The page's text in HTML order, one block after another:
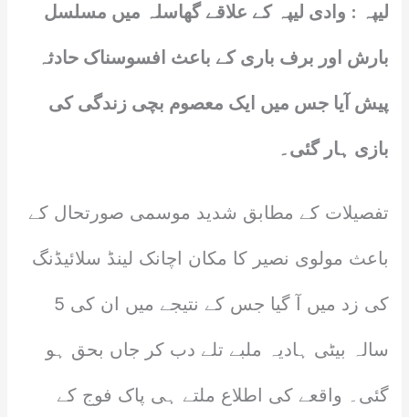
لیپہ : وادی لیپہ کے علاقے گھاسلہ میں مسلسل
بارش اور برف باری کے باعث افسوسناک حادثہ
پیش آیا جس میں ایک معصوم بچی زندگی کی
بازی ہار گئی۔
تفصیلات کے مطابق شدید موسمی صورتحال کے
باعث مولوی نصیر کا مکان اچانک لینڈ سلائیڈنگ
کی زد میں آ گیا جس کے نتیجے میں ان کی 5
سالہ بیٹی ہادیہ ملبے تلے دب کر جاں بحق ہو
گئی۔ واقعے کی اطلاع ملتے ہی پاک فوج کے